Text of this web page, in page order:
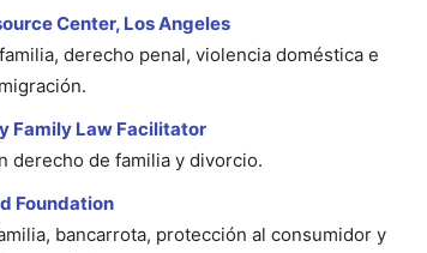
Center, Los Angeles
derecho penal, violencia doméstica e
Family Law Facilitator
derecho de familia y divorcio.
Foundation
bancarrota, protección al consumidor y